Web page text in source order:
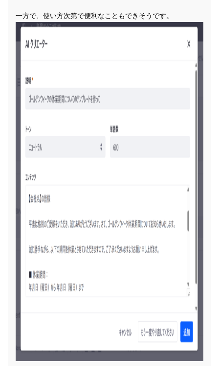
一方で、使い方次第で便利なこともできそうです。